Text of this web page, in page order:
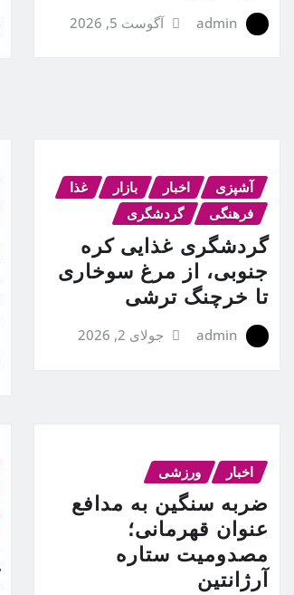
admin آگوست 5, 2026
آشپزی اخبار بازار
غذا
فرهنگی
گردشگری
گردشگری غذایی کره
جنوبی، از مرغ سوخاری
تا خرچنگ ترشی
admin جولای 2, 2026
اخبار ورزشی
ضربه سنگین به مدافع
عنوان قهرمانی؛
مصدومیت ستاره
آرژانتین